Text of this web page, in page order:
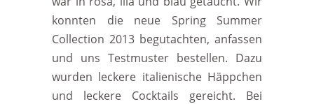
konnten die neue Spring Summer
Collection 2013 begutachten, anfassen
und uns Testmuster bestellen. Dazu
wurden leckere italienische Häppchen
und leckere Cocktails gereicht. Bei